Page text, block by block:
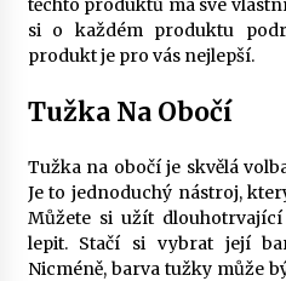
těchto produktů má své
si o každém produktu
produkt je pro vás nejlepší.
Tužka Na Obočí
Tužka na obočí je skvělá
Je to jednoduchý nástroj,
Můžete si užít
lepit. Stačí si vybrat její
Nicméně, barva tužky může